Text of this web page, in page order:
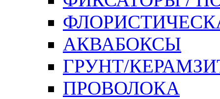
АКВАБОКСЫ
ГРУНТ/
ПРОВОЛОКА